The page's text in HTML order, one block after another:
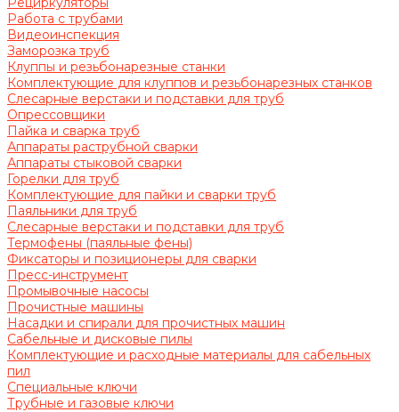
Работа с трубами
Видеоинспекция
Заморозка труб
Клуппы и резьбонарезные станки
Комплектующие для клуппов и резьбонарезных станков
Слесарные верстаки и подставки для труб
Опрессовщики
Пайка и сварка труб
Аппараты раструбной сварки
Аппараты стыковой сварки
Горелки для труб
Комплектующие для пайки и сварки труб
Паяльники для труб
Слесарные верстаки и подставки для труб
Термофены (паяльные фены)
Фиксаторы и позиционеры для сварки
Пресс-инструмент
Промывочные насосы
Прочистные машины
Насадки и спирали для прочистных машин
Сабельные и дисковые пилы
Комплектующие и расходные материалы для сабельных
пил
Специальные ключи
Трубные и газовые ключи